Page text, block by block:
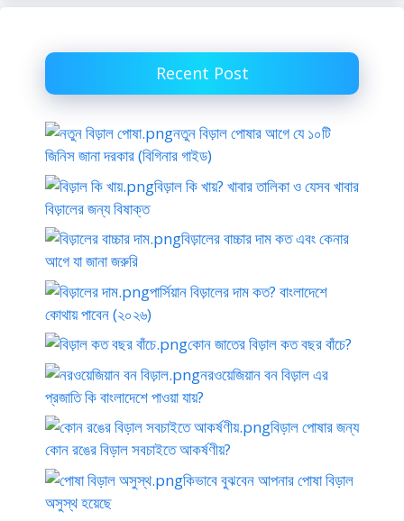
Recent Post
নতুন বিড়াল পোষার আগে যে ১০টি
জিনিস জানা দরকার (বিগিনার গাইড)
বিড়াল কি খায়? খাবার তালিকা ও যেসব খাবার
বিড়ালের জন্য বিষাক্ত
বিড়ালের বাচ্চার দাম কত এবং কেনার
আগে যা জানা জরুরি
পার্সিয়ান বিড়ালের দাম কত? বাংলাদেশে
কোথায় পাবেন (২০২৬)
কোন জাতের বিড়াল কত বছর বাঁচে?
নরওয়েজিয়ান বন বিড়াল এর
প্রজাতি কি বাংলাদেশে পাওয়া যায়?
বিড়াল পোষার জন্য
কোন রঙের বিড়াল সবচাইতে আকর্ষণীয়?
কিভাবে বুঝবেন আপনার পোষা বিড়াল
অসুস্থ হয়েছে